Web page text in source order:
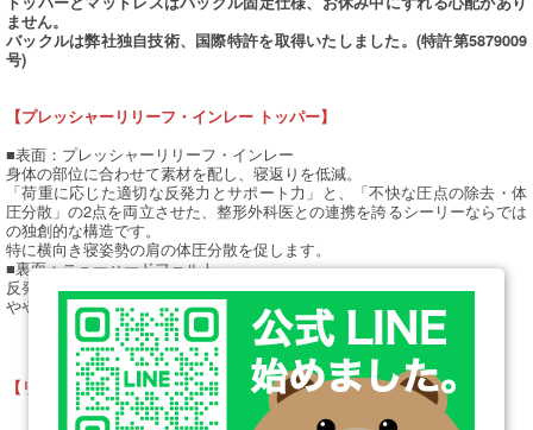
ません。
バックルは弊社独自技術、国際特許を取得いたしました。(特許第5879009
号)
【プレッシャーリリーフ・インレー トッパー】
■表面：プレッシャーリリーフ・インレー
身体の部位に合わせて素材を配し、寝返りを低減。
「荷重に応じた適切な反発力とサポート力」と、「不快な圧点の除去・体
圧分散」の2点を両立させた、整形外科医との連携を誇るシーリーならでは
の独創的な構造です。
特に横向き寝姿勢の肩の体圧分散を促します。
■裏面：ニューハードフェルト
反発性のある生地で身体の沈み込みを防止します。
やや、かための寝心地です。
【リバーブルE 6つの特徴】